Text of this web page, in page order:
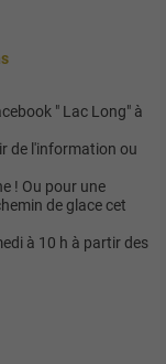
" Lac Long" à
de l'information ou
! Ou pour une
de glace cet
à 10 h à partir des